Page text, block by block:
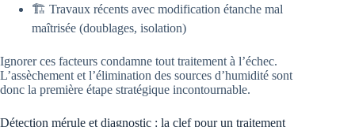
🏗️ Travaux récents avec modification étanche mal
maîtrisée (doublages, isolation)
Ignorer ces facteurs condamne tout traitement à l’échec.
L’assèchement et l’élimination des sources d’humidité sont
donc la première étape stratégique incontournable.
Détection mérule et diagnostic : la clef pour un traitement